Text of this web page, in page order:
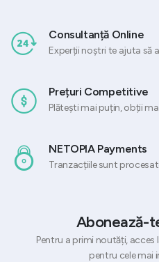
Consultanță Online
Experții noștri te ajuta să
Prețuri Competitive
Plătești mai puțin, obții
NETOPIA Payments
Tranzacțiile sunt
Abonează-
Pentru a primi noutăți, acces
pentru cele mai